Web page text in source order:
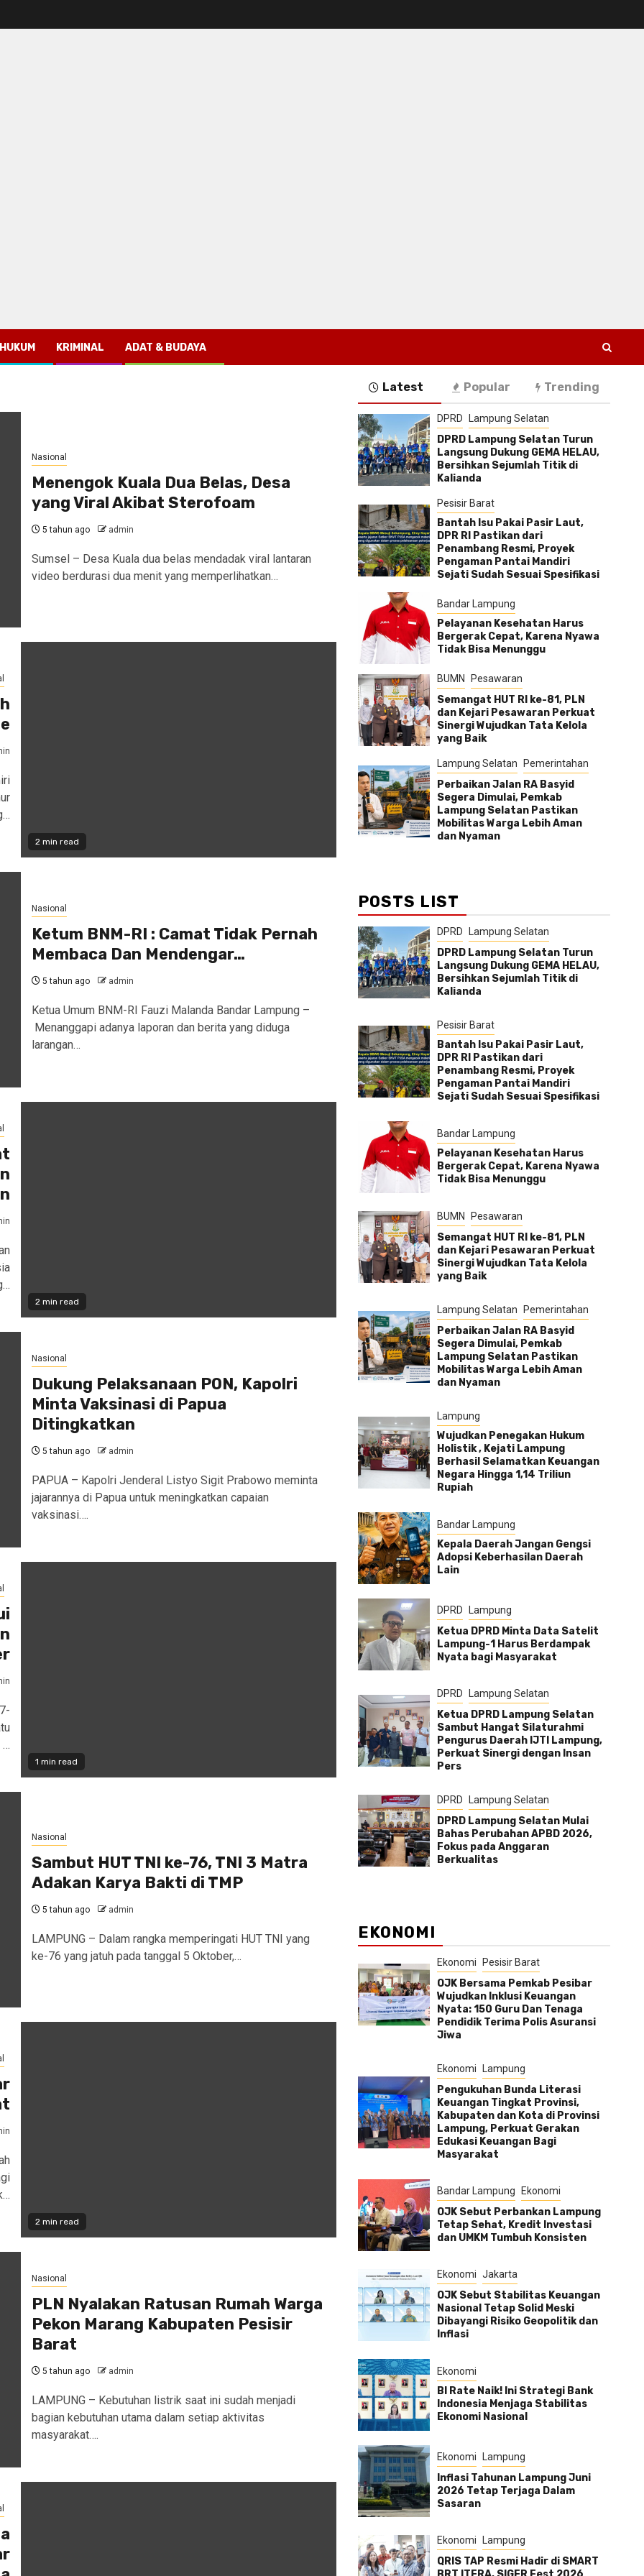
HUKUM KRIMINAL ADAT & BUDAYA
Nasional
Menengok Kuala Dua Belas, Desa
yang Viral Akibat Sterofoam
5 tahun ago admin
Sumsel – Desa Kuala dua belas mendadak viral lantaran
video berdurasi dua menit yang memperlihatkan…
2 min read
Nasional
Ketum BNM-RI : Camat Tidak Pernah
Membaca Dan Mendengar…
5 tahun ago admin
Ketua Umum BNM-RI Fauzi Malanda Bandar Lampung –
Menanggapi adanya laporan dan berita yang diduga
larangan…
2 min read
Nasional
Dukung Pelaksanaan PON, Kapolri
Minta Vaksinasi di Papua
Ditingkatkan
5 tahun ago admin
PAPUA – Kapolri Jenderal Listyo Sigit Prabowo meminta
jajarannya di Papua untuk meningkatkan capaian
vaksinasi….
1 min read
…
Nasional
Sambut HUT TNI ke-76, TNI 3 Matra
Adakan Karya Bakti di TMP
5 tahun ago admin
LAMPUNG – Dalam rangka memperingati HUT TNI yang
ke-76 yang jatuh pada tanggal 5 Oktober,…
2 min read
Nasional
PLN Nyalakan Ratusan Rumah Warga
Pekon Marang Kabupaten Pesisir
Barat
5 tahun ago admin
LAMPUNG – Kebutuhan listrik saat ini sudah menjadi
bagian kebutuhan utama dalam setiap aktivitas
masyarakat….
Latest Popular Trending
DPRD Lampung Selatan
DPRD Lampung Selatan Turun
Langsung Dukung GEMA HELAU,
Bersihkan Sejumlah Titik di
Kalianda
Pesisir Barat
Bantah Isu Pakai Pasir Laut,
DPR RI Pastikan dari
Penambang Resmi, Proyek
Pengaman Pantai Mandiri
Sejati Sudah Sesuai Spesifikasi
Bandar Lampung
Pelayanan Kesehatan Harus
Bergerak Cepat, Karena Nyawa
Tidak Bisa Menunggu
BUMN Pesawaran
Semangat HUT RI ke-81, PLN
dan Kejari Pesawaran Perkuat
Sinergi Wujudkan Tata Kelola
yang Baik
Lampung Selatan Pemerintahan
Perbaikan Jalan RA Basyid
Segera Dimulai, Pemkab
Lampung Selatan Pastikan
Mobilitas Warga Lebih Aman
dan Nyaman
POSTS LIST
DPRD Lampung Selatan
DPRD Lampung Selatan Turun
Langsung Dukung GEMA HELAU,
Bersihkan Sejumlah Titik di
Kalianda
Pesisir Barat
Bantah Isu Pakai Pasir Laut,
DPR RI Pastikan dari
Penambang Resmi, Proyek
Pengaman Pantai Mandiri
Sejati Sudah Sesuai Spesifikasi
Bandar Lampung
Pelayanan Kesehatan Harus
Bergerak Cepat, Karena Nyawa
Tidak Bisa Menunggu
BUMN Pesawaran
Semangat HUT RI ke-81, PLN
dan Kejari Pesawaran Perkuat
Sinergi Wujudkan Tata Kelola
yang Baik
Lampung Selatan Pemerintahan
Perbaikan Jalan RA Basyid
Segera Dimulai, Pemkab
Lampung Selatan Pastikan
Mobilitas Warga Lebih Aman
dan Nyaman
Lampung
Wujudkan Penegakan Hukum
Holistik , Kejati Lampung
Berhasil Selamatkan Keuangan
Negara Hingga 1,14 Triliun
Rupiah
Bandar Lampung
Kepala Daerah Jangan Gengsi
Adopsi Keberhasilan Daerah
Lain
DPRD Lampung
Ketua DPRD Minta Data Satelit
Lampung-1 Harus Berdampak
Nyata bagi Masyarakat
DPRD Lampung Selatan
Ketua DPRD Lampung Selatan
Sambut Hangat Silaturahmi
Pengurus Daerah IJTI Lampung,
Perkuat Sinergi dengan Insan
Pers
DPRD Lampung Selatan
DPRD Lampung Selatan Mulai
Bahas Perubahan APBD 2026,
Fokus pada Anggaran
Berkualitas
EKONOMI
Ekonomi Pesisir Barat
OJK Bersama Pemkab Pesibar
Wujudkan Inklusi Keuangan
Nyata: 150 Guru Dan Tenaga
Pendidik Terima Polis Asuransi
Jiwa
Ekonomi Lampung
Pengukuhan Bunda Literasi
Keuangan Tingkat Provinsi,
Kabupaten dan Kota di Provinsi
Lampung, Perkuat Gerakan
Edukasi Keuangan Bagi
Masyarakat
Bandar Lampung Ekonomi
OJK Sebut Perbankan Lampung
Tetap Sehat, Kredit Investasi
dan UMKM Tumbuh Konsisten
Ekonomi Jakarta
OJK Sebut Stabilitas Keuangan
Nasional Tetap Solid Meski
Dibayangi Risiko Geopolitik dan
Inflasi
Ekonomi
BI Rate Naik! Ini Strategi Bank
Indonesia Menjaga Stabilitas
Ekonomi Nasional
Ekonomi Lampung
Inflasi Tahunan Lampung Juni
2026 Tetap Terjaga Dalam
Sasaran
Ekonomi Lampung
QRIS TAP Resmi Hadir di SMART